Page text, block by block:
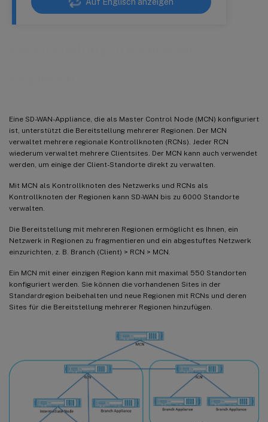
Eine SD-WAN-Appliance, die als Master Control Node (MCN) konfiguriert
ist, unterstützt die Bereitstellung mehrerer Regionen. Der MCN
verwaltet mehrere regionale Kontrollknoten (RCNs). Jeder RCN
wiederum verwaltet mehrere Clientsites. Der MCN kann auch verwendet
werden, um einige der Client-Standorte direkt zu verwalten.
Mit MCN als Kontrollknoten des Netzwerks und RCNs als
Kontrollknoten der Regionen kann SD-WAN bis zu 6000 Standorte
verwalten.
Die Bereitstellung mit mehreren Regionen ermöglicht es Ihnen, ein
Netzwerk in Regionen zu fragmentieren und ein abgestuftes Netzwerk
einzurichten, z. B. Branch (Client) > RCN > MCN.
Ein MCN mit einer einzigen Region kann mit maximal 550 Standorten
konfiguriert werden. Sie können die vorhandenen Sites in der
Standardregion beibehalten und neue Regionen mit RCNs und deren
Sites für die Bereitstellung mehrerer Regionen hinzufügen.